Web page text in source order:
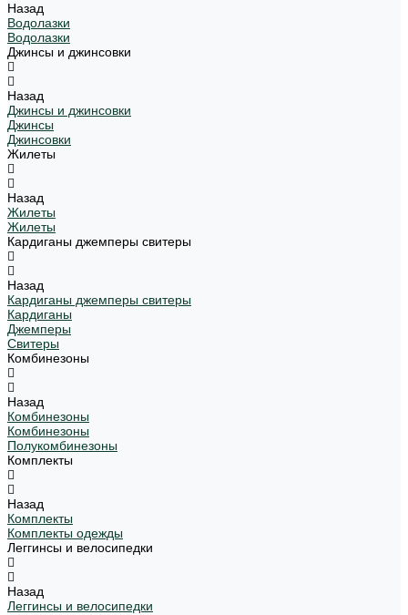
Назад
Водолазки
Водолазки
Джинсы и джинсовки
Назад
Джинсы и джинсовки
Джинсы
Джинсовки
Жилеты
Назад
Жилеты
Жилеты
Кардиганы джемперы свитеры
Назад
Кардиганы джемперы свитеры
Кардиганы
Джемперы
Свитеры
Комбинезоны
Назад
Комбинезоны
Комбинезоны
Полукомбинезоны
Комплекты
Назад
Комплекты
Комплекты одежды
Леггинсы и велосипедки
Назад
Леггинсы и велосипедки